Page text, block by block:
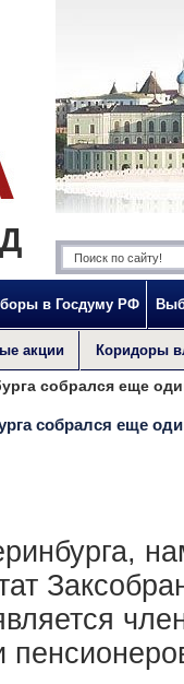
в Госдуму РФ
акции Коридоры
собрался еще
собрался еще